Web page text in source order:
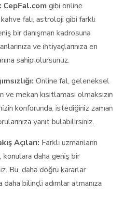
CepFal.com gibi online
falı, astroloji gibi farklı
bir danışman kadrosuna
ve ihtiyaçlarınıza en
sahip olursunuz.
Online fal, geleneksel
mekan kısıtlaması olmaksızın
konforunda, istediğiniz zaman
yanıt bulabilirsiniz.
Açıları: Farklı uzmanların
konulara daha geniş bir
Bu, daha doğru kararlar
daha bilinçli adımlar atmanıza